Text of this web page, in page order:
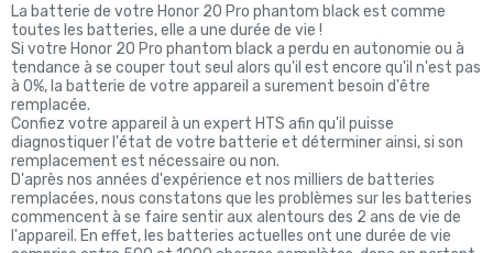
La batterie de votre Honor 20 Pro phantom black est comme
toutes les batteries, elle a une durée de vie !
Si votre Honor 20 Pro phantom black a perdu en autonomie ou à
tendance à se couper tout seul alors qu'il est encore qu'il n'est pas
à 0%, la batterie de votre appareil a surement besoin d'être
remplacée.
Confiez votre appareil à un expert HTS afin qu'il puisse
diagnostiquer l'état de votre batterie et déterminer ainsi, si son
remplacement est nécessaire ou non.
D'après nos années d'expérience et nos milliers de batteries
remplacées, nous constatons que les problèmes sur les batteries
commencent à se faire sentir aux alentours des 2 ans de vie de
l'appareil. En effet, les batteries actuelles ont une durée de vie